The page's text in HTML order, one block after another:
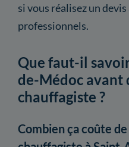
si vous réalisez un
professionnels.
Que faut-il
de-Médoc avant
chauffagiste ?
Combien ça coûte